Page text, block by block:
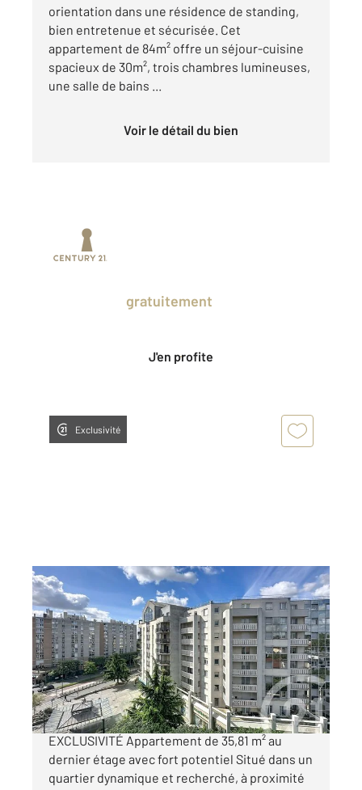
orientation dans une résidence de standing,
bien entretenue et sécurisée. Cet
appartement de 84m² offre un séjour-cuisine
spacieux de 30m², trois chambres lumineuses,
une salle de bains ...
Voir le détail du bien
gratuitement
J'en profite
Exclusivité
THIAIS 94
35,75 m , 2 pièces
Ref : 27393
Appartement F2 à vendre
139 000 €
CENTURY 21 AARS IMMO vous propose EN
EXCLUSIVITÉ Appartement de 35,81 m² au
dernier étage avec fort potentiel Situé dans un
quartier dynamique et recherché, à proximité